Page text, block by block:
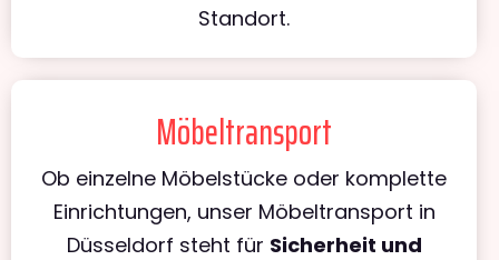
Standort.
Möbeltransport
Ob einzelne Möbelstücke oder komplette
Einrichtungen, unser Möbeltransport in
Düsseldorf steht für Sicherheit und